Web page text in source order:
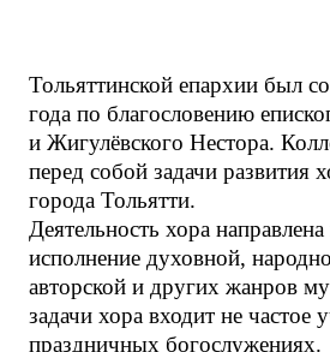
Тольяттинской епархии был
года по благословению
и Жигулёвского Нестора.
перед собой задачи развития
города Тольятти.
Деятельность хора
исполнение духовной,
авторской и других жанров
задачи хора входит не частое
праздничных богослужениях.